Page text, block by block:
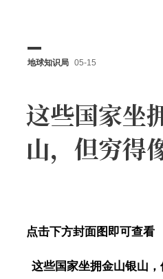
地球知识局 05-15
这些国家坐
山，但穷得
点击下方封面图即可查看
这些国家坐拥金山银山